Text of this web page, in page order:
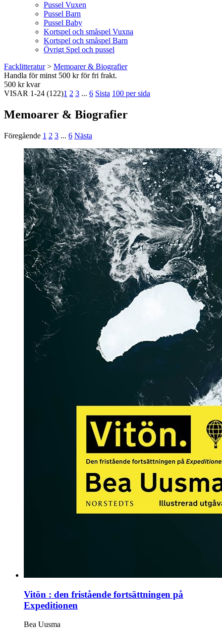
Pussel Vuxen
Pussel Barn
Pussel Baby
Kortspel och småspel Vuxna
Kortspel och småspel Barn
Övrigt Spel och pussel
Facklitteratur> Memoarer & Biografier
Handla för minst 500 kr för fri frakt.
500 kr kvar
VISAR 1-24 (122)1 2 3 ... 6 Sista 100 per sida
Memoarer & Biografier
Föregående 1 2 3 ... 6 Nästa
Vitön : den fristående fortsättningen på
Expeditionen
Bea Uusma